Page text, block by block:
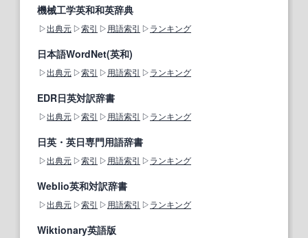
機械工学英和和英辞典
出典元 索引 用語索引 ランキング
日本語WordNet(英和)
出典元 索引 用語索引 ランキング
EDR日英対訳辞書
出典元 索引 用語索引 ランキング
日英・英日専門用語辞書
出典元 索引 用語索引 ランキング
Weblio英和対訳辞書
出典元 索引 用語索引 ランキング
Wiktionary英語版